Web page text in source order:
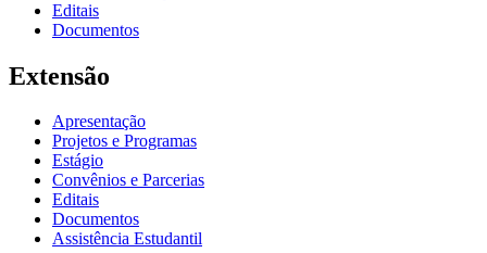
Editais
Documentos
Extensão
Apresentação
Projetos e Programas
Estágio
Convênios e Parcerias
Editais
Documentos
Assistência Estudantil